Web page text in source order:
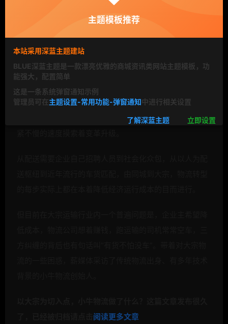
物流面向B端，货源更为稳定，但不意味着其他切口没有
在过去一周，就有蓝犀牛、运东西、货车帮等几家货运公
司完成了以亿元计数的融资；2015年7月3日，德邦物流
在发布的招股书中显示德邦拟在上海证券交易所上市。大
家都在叫嚷着资本寒冬和拿钱快跑的时候，物流行业以不
阅读更多文章
主题模板推荐
本站采用深蓝主题建站
BLUE深蓝主题是一款漂亮优雅的商城资讯类网站主题模板，功
能强大，配置简单
这是一条系统弹窗通知示例
管理员可在主题设置-常用功能-弹窗通知中进行相关设置
了解深蓝主题 立即设置